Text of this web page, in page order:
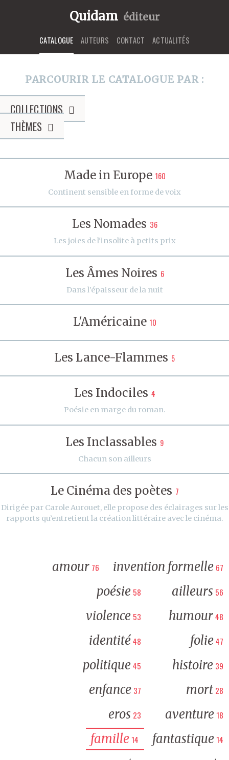
Quidam éditeur
CATALOGUE AUTEURS CONTACT ACTUALITÉS
PARCOURIR LE CATALOGUE PAR :
COLLECTIONS
THÈMES
Made in Europe 160
Continent sensible en forme de voix
Les Nomades 36
Les joies de l'insolite à petits prix
Les Âmes Noires 6
Dans l’épaisseur de la nuit
L'Américaine 10
Les Lance-Flammes 5
Les Indociles 4
Poésie en marge du roman.
Les Inclassables 9
Chacun son ailleurs
Le Cinéma des poètes 7
Dirigée par Carole Aurouet, elle propose des éclairages sur les
rapports qu’entretient la création littéraire avec le cinéma.
amour 76 invention formelle 67
poésie 58 ailleurs 56
violence 53 humour48
identité48 folie47
politique45 histoire 39
enfance 37 mort 28
eros 23 aventure 18
famille 14 fantastique 14